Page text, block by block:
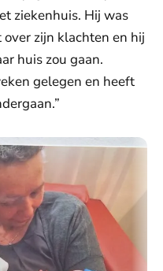
ziekenhuis. Hij was
zijn klachten en hij
huis zou gaan.
gelegen en heeft